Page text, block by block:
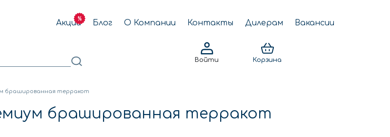
Акции Блог О Компании Контакты Дилерам Вакансии
Войти Корзина
брашированная терракот
брашированная терракот